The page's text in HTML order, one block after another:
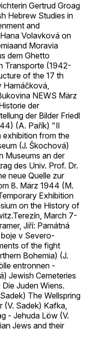
Gertrud Groag
Hebrew Studies in
and
Volavková on
Moravia
dem Ghetto
Transporte (1942-
of the 17 th
Hamáčková,
NEWS März
der
der Bilder Friedl
(A. Pařík) "Il
exhibition from the
(J. Škochová)
Museums an der
des Univ. Prof. Dr.
neue Quelle zur
8. März 1944 (M.
Exhibition
on the History of
March 7-
Jiří: Památná
v Severo-
of the fight
Bohemia) (J.
entronnen -
Jewish Cemeteries
Juden Wiens.
The Wellspring
(V. Sadek) Kafka,
- Jehuda Löw (V.
Jews and their